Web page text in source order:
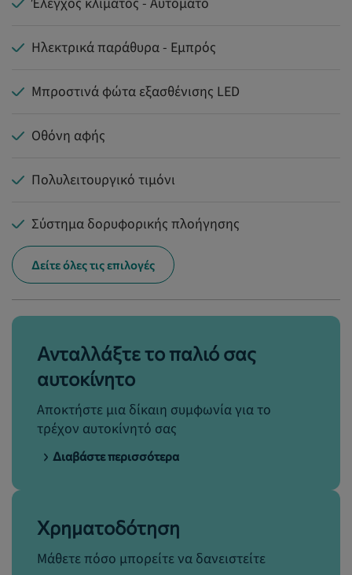
Ηλεκτρικά παράθυρα - Εμπρός
Μπροστινά φώτα εξασθένισης LED
Οθόνη αφής
Πολυλειτουργικό τιμόνι
Σύστημα δορυφορικής πλοήγησης
Δείτε όλες τις επιλογές
Ανταλλάξτε το παλιό σας
αυτοκίνητο
Αποκτήστε μια δίκαιη συμφωνία για το
τρέχον αυτοκίνητό σας
Διαβάστε περισσότερα
Χρηματοδότηση
Μάθετε πόσο μπορείτε να δανειστείτε